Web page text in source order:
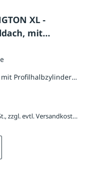
XL -
mit
Profilhalbzylinderschloss
2.050,37 € / Stück inkl. 19 % MwSt., zzgl. evtl. Versandkosten